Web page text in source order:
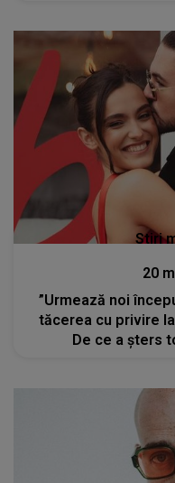
Stiri
20
”Urmează noi
tăcerea cu privire
De ce a șters